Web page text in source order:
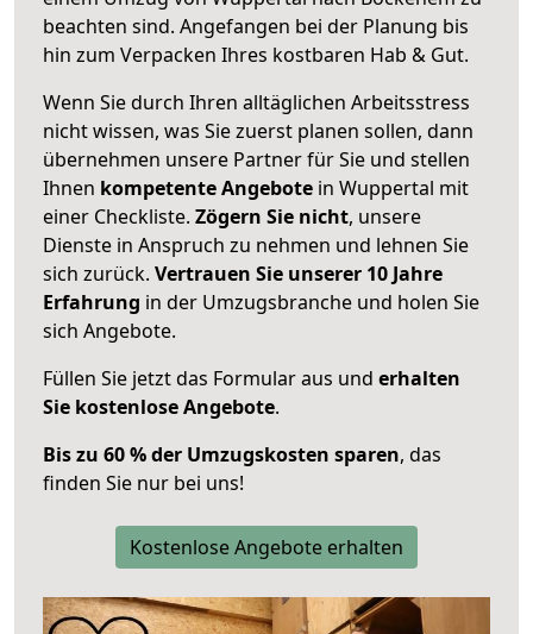
beachten sind. Angefangen bei der Planung bis
hin zum Verpacken Ihres kostbaren Hab & Gut.
Wenn Sie durch Ihren alltäglichen Arbeitsstress
nicht wissen, was Sie zuerst planen sollen, dann
übernehmen unsere Partner für Sie und stellen
Ihnen kompetente Angebote in Wuppertal mit
einer Checkliste. Zögern Sie nicht, unsere
Dienste in Anspruch zu nehmen und lehnen Sie
sich zurück. Vertrauen Sie unserer 10 Jahre
Erfahrung in der Umzugsbranche und holen Sie
sich Angebote.
Füllen Sie jetzt das Formular aus und erhalten
Sie kostenlose Angebote.
Bis zu 60 % der Umzugskosten sparen, das
finden Sie nur bei uns!
Kostenlose Angebote erhalten